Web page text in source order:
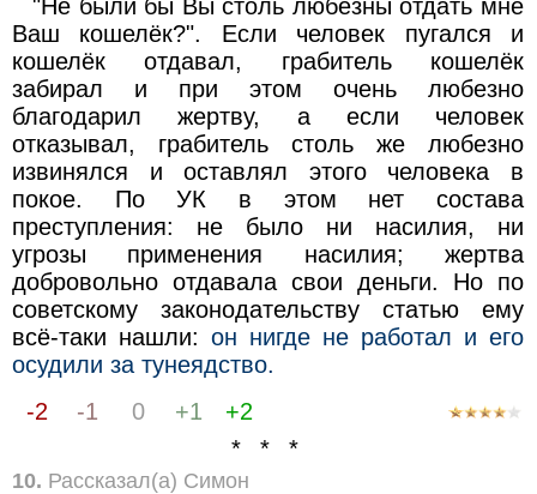
"Не были бы Вы столь любезны отдать мне
Ваш кошелёк?". Если человек пугался и
кошелёк отдавал, грабитель кошелёк
забирал и при этом очень любезно
благодарил жертву, а если человек
отказывал, грабитель столь же любезно
извинялся и оставлял этого человека в
покое. По УК в этом нет состава
преступления: не было ни насилия, ни
угрозы применения насилия; жертва
добровольно отдавала свои деньги. Но по
советскому законодательству статью ему
всё-таки нашли: он нигде не работал и его
осудили за тунеядство.
-2
-1 0 +1
+2
* * *
10. Рассказал(а) Симон